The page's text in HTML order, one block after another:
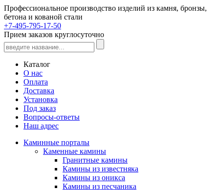
Профессиональное производство изделий из камня, бронзы,
бетона и кованой стали
+7-495-795-17-50
Прием заказов круглосуточно
Каталог
О нас
Оплата
Доставка
Установка
Под заказ
Вопросы-ответы
Наш адрес
Каминные порталы
Каменные камины
Гранитные камины
Камины из известняка
Камины из оникса
Камины из песчаника